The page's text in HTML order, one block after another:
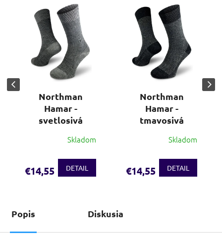
Northman
Hamar -
svetlosivá
Skladom
€14,55 DETAIL
Northman
Hamar -
tmavosivá
Skladom
€14,55 DETAIL
Popis Diskusia